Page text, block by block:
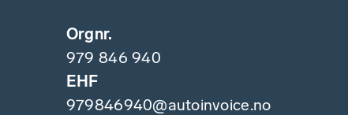
Orgnr.
979 846 940
EHF
979846940@autoinvoice.no